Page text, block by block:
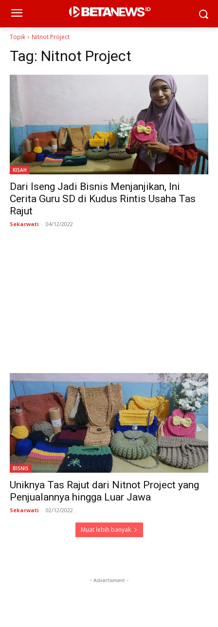
Topik Nitnot Project
Tag: Nitnot Project
KISAH
Dari Iseng Jadi Bisnis Menjanjikan, Ini
Cerita Guru SD di Kudus Rintis Usaha Tas
Rajut
Sekarwati - 04/12/2022
BISNIS
Uniknya Tas Rajut dari Nitnot Project yang
Penjualannya hingga Luar Jawa
Sekarwati - 02/12/2022
Muat lebih banyak
- Advertisment -